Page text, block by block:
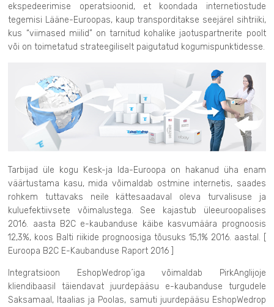
ekspedeerimise operatsioonid, et koondada internetiostude
tegemisi Lääne-Euroopas, kaup transporditakse seejärel sihtriiki,
kus “viimased miilid” on tarnitud kohalike jaotuspartnerite poolt
või on toimetatud strateegiliselt paigutatud kogumispunktidesse.
Tarbijad üle kogu Kesk-ja Ida-Euroopa on hakanud üha enam
väärtustama kasu, mida võimaldab ostmine internetis, saades
rohkem tuttavaks neile kättesaadaval oleva turvalisuse ja
kuluefektiivsete võimalustega. See kajastub üleeuroopalises
2016. aasta B2C e-kaubanduse käibe kasvumäära prognoosis
12,3%, koos Balti riikide prognoosiga tõusuks 15,1% 2016. aastal. [
Euroopa B2C E-Kaubanduse Raport 2016 ]
Integratsioon EshopWedrop´iga võimaldab PirkAnglijoje
kliendibaasil täiendavat juurdepääsu e-kaubanduse turgudele
Saksamaal, Itaalias ja Poolas, samuti juurdepääsu EshopWedrop